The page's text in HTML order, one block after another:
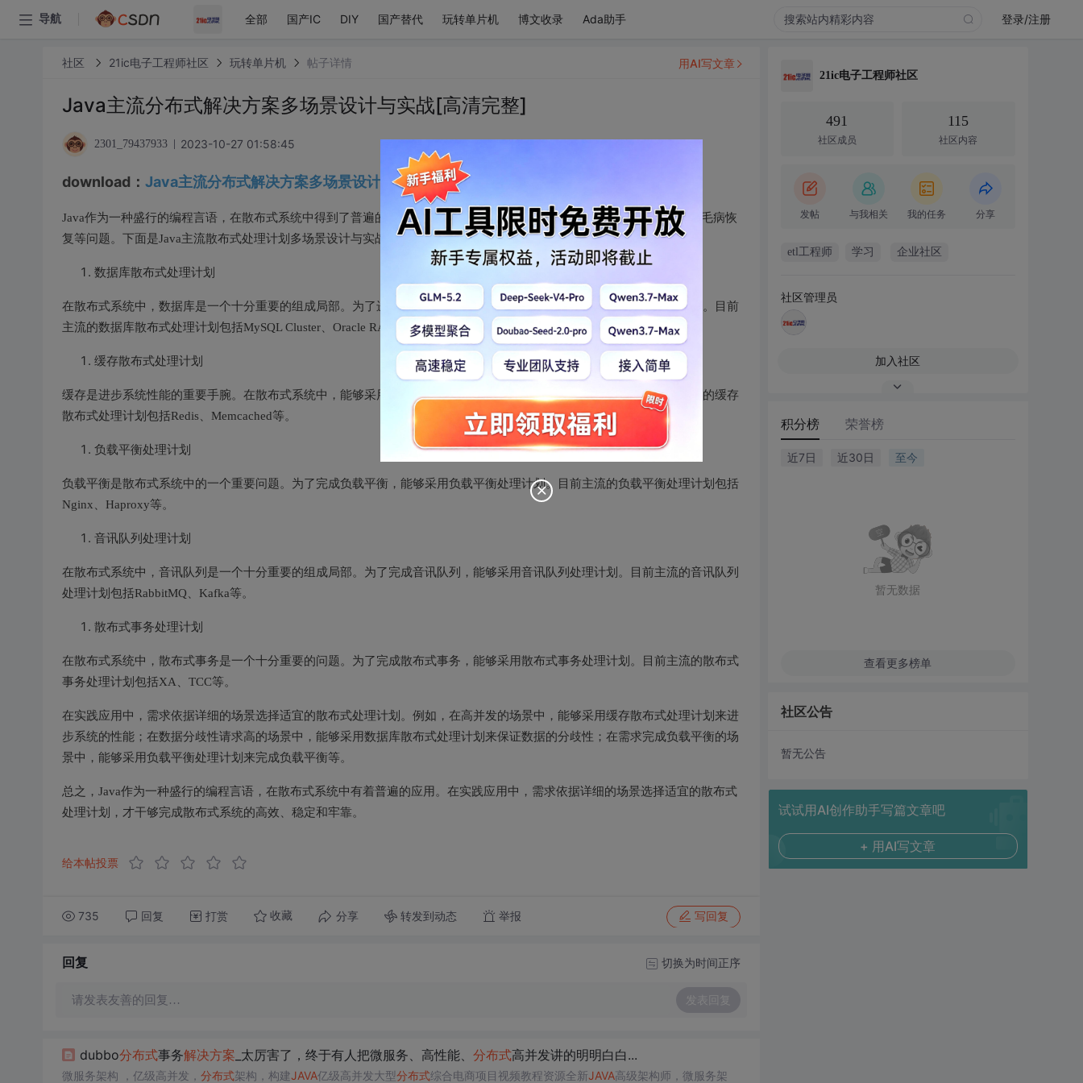
导航 全部 国产IC DIY 国产替代 玩转单片机 博文收录 Ada助手 登录/注册
社区 21ic电子工程师社区 玩转单片机 帖子详情
Java主流分布式解决方案多场景设计与实战[高清完整]
2301_79437933 2023-10-27 01:58:45
download： Java主流分布式解决方案多场景设计与实战[高清完整]
Java作为一种盛行的编程言语，在散布式系统中得到了普遍的应用。在散布式系统中，需求处理数据分歧性、负载平衡、毛病恢
复等问题。下面是Java主流散布式处理计划多场景设计与实战的简介：
数据库散布式处理计划
在散布式系统中，数据库是一个十分重要的组成局部。为了进步数据库的性能和可用性，能够采用数据库散布式处理计划。目前
主流的数据库散布式处理计划包括MySQL Cluster、Oracle RAC、MongoDB Sharding等。
缓存散布式处理计划
缓存是进步系统性能的重要手腕。在散布式系统中，能够采用缓存散布式处理计划来进步系统的性能和可用性。目前主流的缓存
散布式处理计划包括Redis、Memcached等。
负载平衡处理计划
负载平衡是散布式系统中的一个重要问题。为了完成负载平衡，能够采用负载平衡处理计划。目前主流的负载平衡处理计划包括
Nginx、Haproxy等。
音讯队列处理计划
在散布式系统中，音讯队列是一个十分重要的组成局部。为了完成音讯队列，能够采用音讯队列处理计划。目前主流的音讯队列
处理计划包括RabbitMQ、Kafka等。
散布式事务处理计划
在散布式系统中，散布式事务是一个十分重要的问题。为了完成散布式事务，能够采用散布式事务处理计划。目前主流的散布式
事务处理计划包括XA、TCC等。
在实践应用中，需求依据详细的场景选择适宜的散布式处理计划。例如，在高并发的场景中，能够采用缓存散布式处理计划来进
步系统的性能；在数据分歧性请求高的场景中，能够采用数据库散布式处理计划来保证数据的分歧性；在需求完成负载平衡的场
景中，能够采用负载平衡处理计划来完成负载平衡等。
总之，Java作为一种盛行的编程言语，在散布式系统中有着普遍的应用。在实践应用中，需求依据详细的场景选择适宜的散布式
处理计划，才干够完成散布式系统的高效、稳定和牢靠。
给本帖投票
735 回复 打赏 收藏 分享 转发到动态 举报 写回复
用AI写文章
回复 切换为时间正序
请发表友善的回复… 发表回复
dubbo分布式事务解决方案 _太厉害了，终于有人把微服务、高性能、 分布式高并发讲的明明白白...
微服务架构 ，亿级高并发， 分布式架构，构建JAVA亿级高并发大型分布式综合电商项目视频教程资源全新JAVA高级架构师，微服务架
21ic电子工程师社区
491
社区成员
115
社区内容
发帖 与我相关 我的任务 分享
etl工程师 学习 企业社区
社区管理员
加入社区
积分榜 荣誉榜
近7日 近30日 至今
暂无数据
查看更多榜单
社区公告
暂无公告
试试用AI创作助手写篇文章吧
+ 用AI写文章